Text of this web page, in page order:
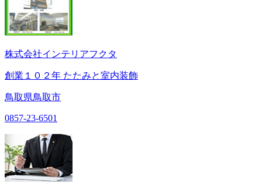
株式会社インテリアフクタ
創業１０２年 たたみと室内装飾
鳥取県鳥取市
0857-23-6501